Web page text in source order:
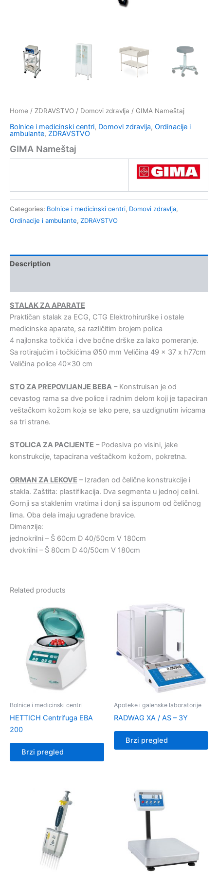
Home / ZDRAVSTVO / Domovi zdravlja / GIMA Nameštaj
Bolnice i medicinski centri, Domovi zdravlja, Ordinacije i
ambulante, ZDRAVSTVO
GIMA Nameštaj
Categories: Bolnice i medicinski centri, Domovi zdravlja,
Ordinacije i ambulante, ZDRAVSTVO
Description
STALAK ZA APARATE
Praktičan stalak za ECG, CTG Elektrohirurške i ostale
medicinske aparate, sa različitim brojem polica
4 najlonska točkića i dve bočne drške za lako pomeranje.
Sa rotirajućim i točkićima Ø50 mm Veličina 49 x 37 x h77cm
Veličina police 40×30 cm
STO ZA PREPOVIJANJE BEBA – Konstruisan je od
cevastog rama sa dve police i radnim delom koji je tapaciran
veštačkom kožom koja se lako pere, sa uzdignutim ivicama
sa tri strane.
STOLICA ZA PACIJENTE – Podesiva po visini, jake
konstrukcije, tapacirana veštačkom kožom, pokretna.
ORMAN ZA LEKOVE – Izrađen od čelične konstrukcije i
stakla. Zaštita: plastifikacija. Dva segmenta u jednoj celini.
Gornji sa staklenim vratima i donji sa ispunom od čeličnog
lima. Oba dela imaju ugrađene bravice.
Dimenzije:
jednokrilni – Š 60cm D 40/50cm V 180cm
dvokrilni – Š 80cm D 40/50cm V 180cm
Related products
Bolnice i medicinski centri
HETTICH Centrifuga EBA
200
Brzi pregled
Apoteke i galenske laboratorije
RADWAG XA / AS – 3Y
Brzi pregled